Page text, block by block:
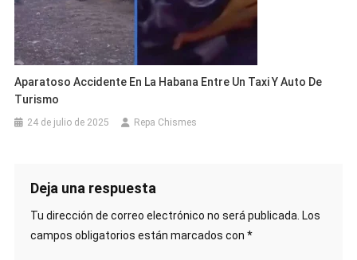
Aparatoso Accidente En La Habana Entre Un Taxi Y Auto De
Turismo
24 de julio de 2025 Repa Chismes
Deja una respuesta
Tu dirección de correo electrónico no será publicada. Los
campos obligatorios están marcados con *